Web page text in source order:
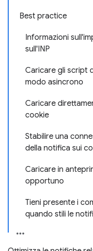
Best practice
Informazioni
sull'INP
Caricare gli script
modo asincrono
Caricare
cookie
Stabilire una
della notifica sui
Caricare in
opportuno
Tieni presente i
quando stili le